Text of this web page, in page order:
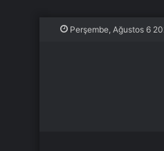
Perşembe, Ağustos 6